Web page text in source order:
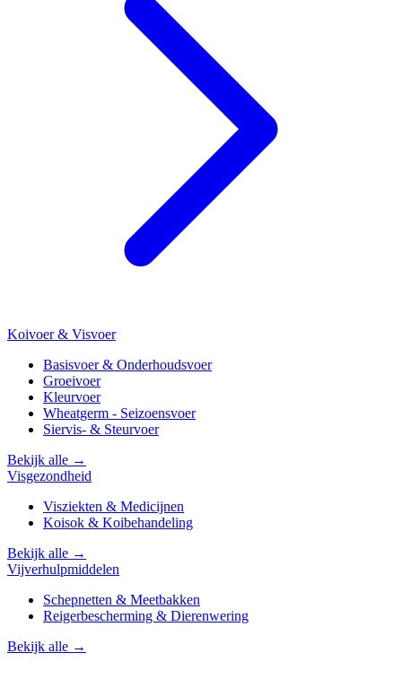
Koivoer & Visvoer
Basisvoer & Onderhoudsvoer
Groeivoer
Kleurvoer
Wheatgerm - Seizoensvoer
Siervis- & Steurvoer
Bekijk alle →
Visgezondheid
Visziekten & Medicijnen
Koisok & Koibehandeling
Bekijk alle →
Vijverhulpmiddelen
Schepnetten & Meetbakken
Reigerbescherming & Dierenwering
Bekijk alle →